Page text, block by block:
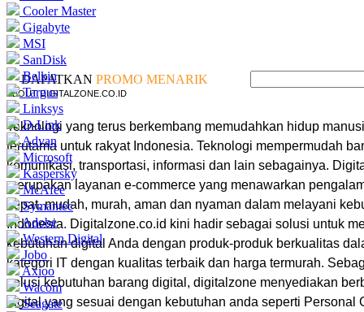
Cooler Master
Gigabyte
MSI
SanDisk
Belkin
Targus
Linksys
D-Link
Advan
Microsoft
Kaspersky
McAfee
Symantec
Adobe
Western Digital
Jobo
Axioo
Wacom
Seagate
DAPATKAN PROMO MENARIK
ABOUT DIGITALZONE.CO.ID
Teknologi yang terus berkembang memudahkan hidup
terutama untuk rakyat Indonesia. Teknologi mempermudah
komunikasi, transportasi, informasi dan lain sebagainya.
merupakan layanan e-commerce yang menawarkan
cepat, mudah, murah, aman dan nyaman dalam melayani
Indonesia. Digitalzone.co.id kini hadir sebagai solusi untuk
kebutuhan digital Anda dengan produk-produk berkualitas
kategori IT dengan kualitas terbaik dan harga termurah.
solusi kebutuhan barang digital, digitalzone menyediakan
digital yang sesuai dengan kebutuhan anda seperti Personal